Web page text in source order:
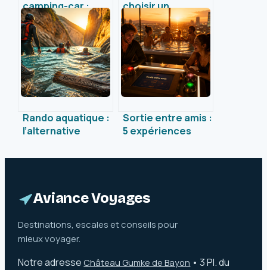
camping-car :
toutes les clés
pour tenter votre
chance en 2024
choisir un
équipement
professionnel
sans compromis
sur votre budget
Rando aquatique :
l’alternative
canyoning pour
Sortie entre amis :
5 expériences
briser la routine
Aviance Voyages
Destinations, escales et conseils pour
mieux voyager.
Notre adresse Château Gumke de Bayon •3 Pl. du